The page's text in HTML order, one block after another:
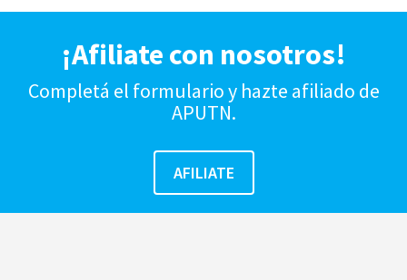
¡Afiliate con nosotros!
Completá el formulario y hazte afiliado de
APUTN.